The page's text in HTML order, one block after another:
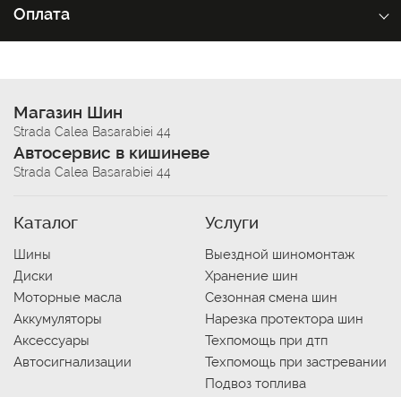
Оплата
Магазин Шин
Strada Calea Basarabiei 44
Автосервис в кишиневе
Strada Calea Basarabiei 44
Каталог
Шины
Диски
Моторные масла
Аккумуляторы
Аксессуары
Автосигнализации
Услуги
Выездной шиномонтаж
Хранение шин
Сезонная смена шин
Нарезка протектора шин
Техпомощь при дтп
Техпомощь при застревании
Подвоз топлива